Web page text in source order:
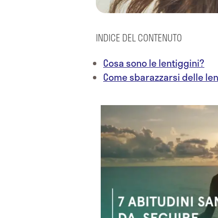
INDICE DEL CONTENUTO
Cosa sono le lentiggini?
Come sbarazzarsi delle